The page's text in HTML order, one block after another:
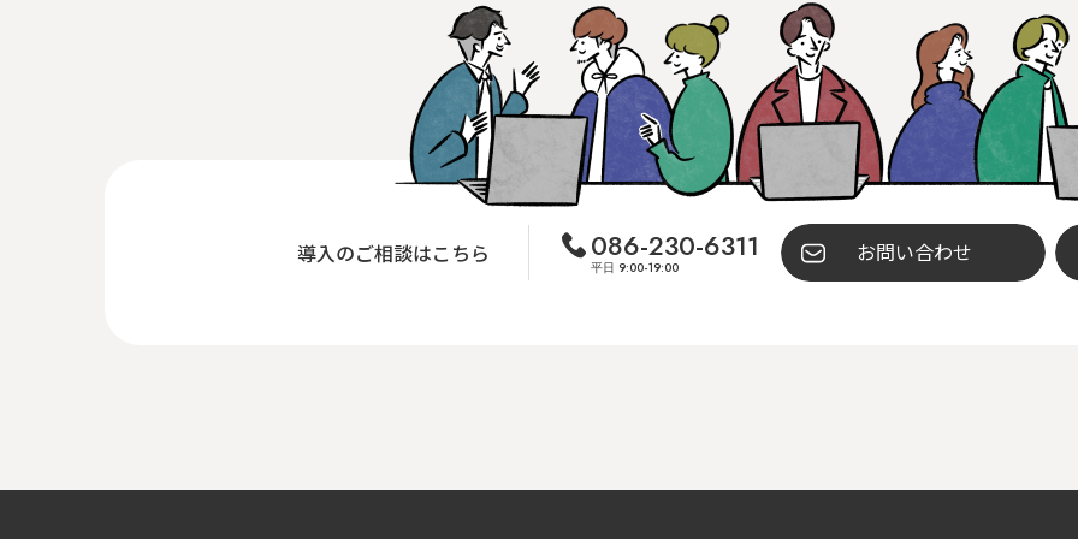
導入のご相談はこちら 086-230-6311
平日 9:00-19:00
お問い合わせ